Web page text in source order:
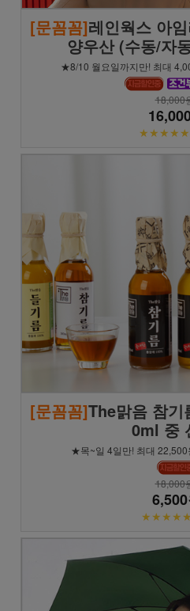
[문꼼꼼]레인웍스 아
양우산 (수동/자
★8/10 월요일까지만! 최대
18,000
★★★★★
[문꼼꼼]The맑음 참
0ml 중
★목~일 4일만! 최대 22,500
18,000
★★★★★